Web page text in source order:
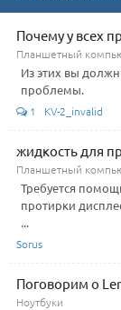
Почему у всех
Планшетный
Из этих вы
проблемы.
1 KV-2_invalid
жидкость для
Планшетный
Требуется
протирки
...
Sorus
Поговорим о
Ноутбуки